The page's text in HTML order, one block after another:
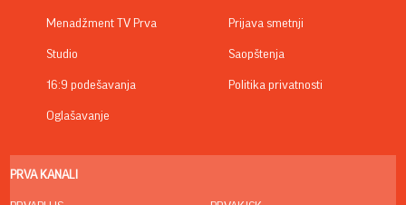
Menadžment TV Prva
Studio
16:9 podešavanja
Oglašavanje
Prijava smetnji
Saopštenja
Politika privatnosti
PRVA KANALI